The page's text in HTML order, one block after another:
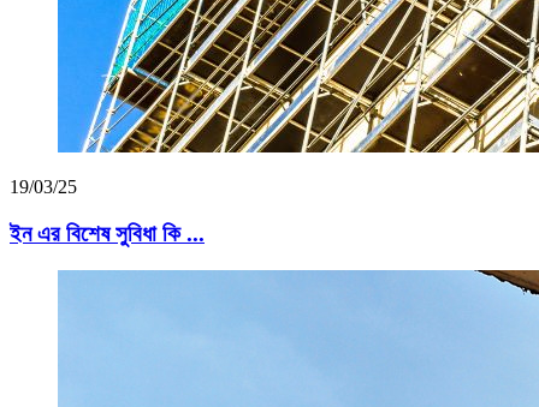
19/03/25
ইন এর বিশেষ সুবিধা কি ...